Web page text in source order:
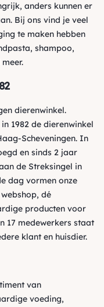
anders kunnen er
Bij ons vind je veel
te maken hebben
, shampoo,
dierenwinkel.
1982 de dierenwinkel
Scheveningen. In
en sinds 2 jaar
de Streksingel in
dag vormen onze
dé
producten voor
17 medewerkers staat
klant en huisdier.
van
voeding,